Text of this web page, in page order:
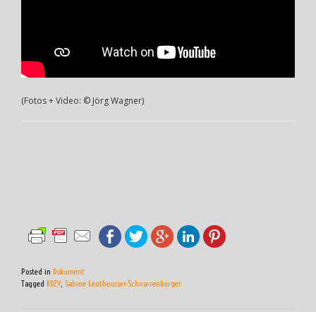
(Fotos + Video: © Jörg Wagner)
Posted in Dokument
Tagged BDZV, Sabine Leutheusser-Schnarrenberger